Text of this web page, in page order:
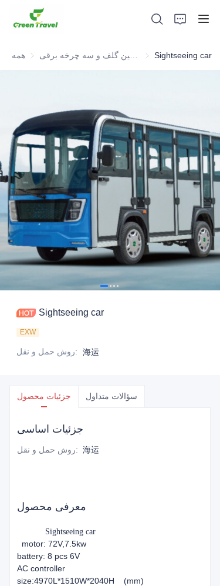
همه Sightseeing car
Sightseeing car
EXW
روش حمل و نقل: 海运
جزئیات محصول سؤالات متداول
جزئیات اساسی
روش حمل و نقل: 海运
معرفی محصول
Sightseeing car
motor: 72V,7.5kw
battery: 8 pcs 6V
AC controller
size:4970L*1510W*2040H (mm)
محصولات
درباره ما
اخبار و موارد همکاری
مبانی و فرآیند تولید
پشتیبانی کنید